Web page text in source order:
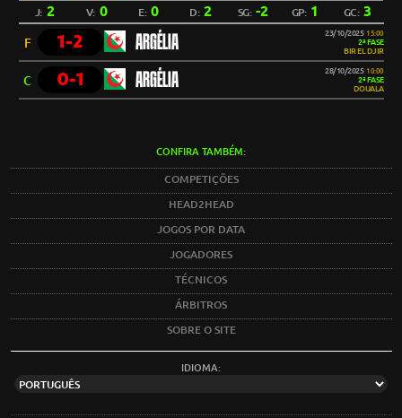
J: 2 V: 0 E:0 D:2 SG:-2 GP: 1 GC: 3
F 1-2 ARGÉLIA 23/10/2025 15:00
2ª FASE
BIR EL DJIR
C 0-1 ARGÉLIA 28/10/2025 10:00
2ª FASE
DOUALA
CONFIRA TAMBÉM:
COMPETIÇÕES
HEAD2HEAD
JOGOS POR DATA
JOGADORES
TÉCNICOS
ÁRBITROS
SOBRE O SITE
IDIOMA: